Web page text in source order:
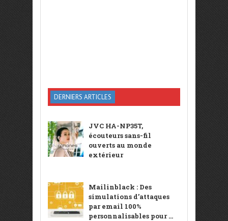
DERNIERS ARTICLES
JVC HA-NP35T,
écouteurs sans-fil
ouverts au monde
extérieur
Mailinblack : Des
simulations d’attaques
par email 100%
personnalisables pour ...